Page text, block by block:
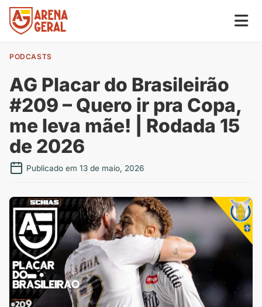
PODCASTS
AG Placar do Brasileirão
#209 – Quero ir pra Copa,
me leva mãe! | Rodada 15
de 2026
Publicado em 13 de maio, 2026